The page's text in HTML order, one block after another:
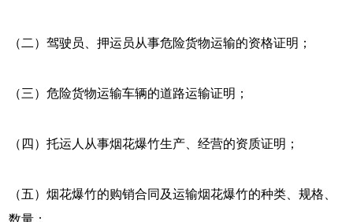
（二）驾驶员、押运员从事危险货物运输的资格证明；
（三）危险货物运输车辆的道路运输证明；
（四）托运人从事烟花爆竹生产、经营的资质证明；
（五）烟花爆竹的购销合同及运输烟花爆竹的种类、规格、
数量；